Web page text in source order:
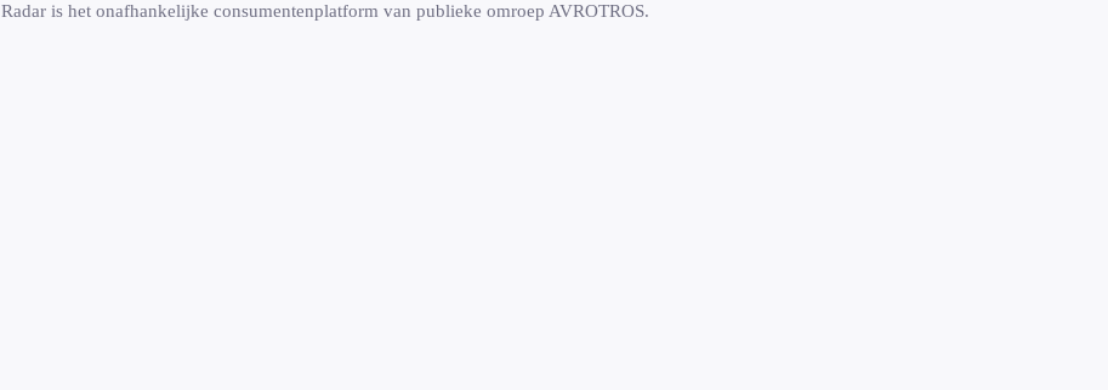
Radar is het onafhankelijke consumentenplatform van publieke omroep AVROTROS.